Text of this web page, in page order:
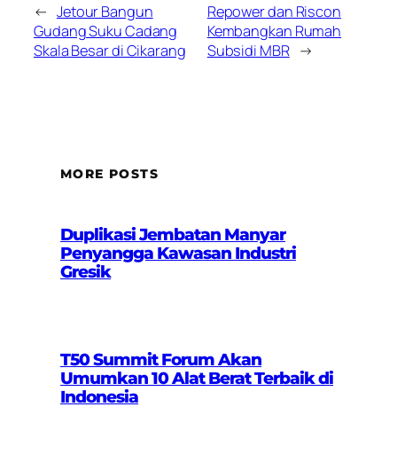
← Jetour Bangun
Gudang Suku Cadang
Skala Besar di Cikarang
Repower dan Riscon
Kembangkan Rumah
Subsidi MBR →
MORE POSTS
Duplikasi Jembatan Manyar
Penyangga Kawasan Industri
Gresik
T50 Summit Forum Akan
Umumkan 10 Alat Berat Terbaik di
Indonesia